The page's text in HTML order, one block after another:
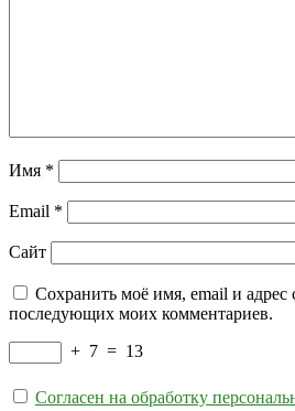
Имя *
Email *
Сайт
Сохранить моё имя, email и адрес
последующих моих комментариев.
+ 7 = 13
Согласен на обработку